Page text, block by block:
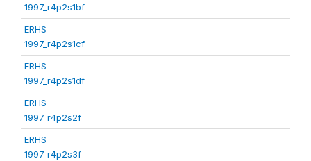
1997_r4p2s1bf
ERHS
1997_r4p2s1cf
ERHS
1997_r4p2s1df
ERHS
1997_r4p2s2f
ERHS
1997_r4p2s3f